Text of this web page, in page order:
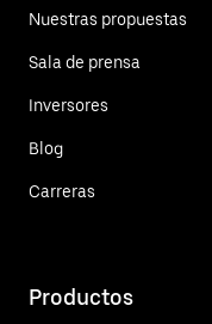
Nuestras propuestas
Sala de prensa
Inversores
Blog
Carreras
Productos